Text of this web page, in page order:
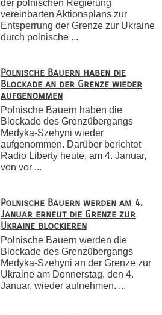
der polnischen Regierung
vereinbarten Aktionsplans zur
Entsperrung der Grenze zur Ukraine
durch polnische ...
Polnische Bauern haben die
Blockade an der Grenze wieder
aufgenommen
Polnische Bauern haben die
Blockade des Grenzübergangs
Medyka-Szehyni wieder
aufgenommen. Darüber berichtet
Radio Liberty heute, am 4. Januar,
von vor ...
Polnische Bauern werden am 4.
Januar erneut die Grenze zur
Ukraine blockieren
Polnische Bauern werden die
Blockade des Grenzübergangs
Medyka-Szehyni an der Grenze zur
Ukraine am Donnerstag, den 4.
Januar, wieder aufnehmen. ...